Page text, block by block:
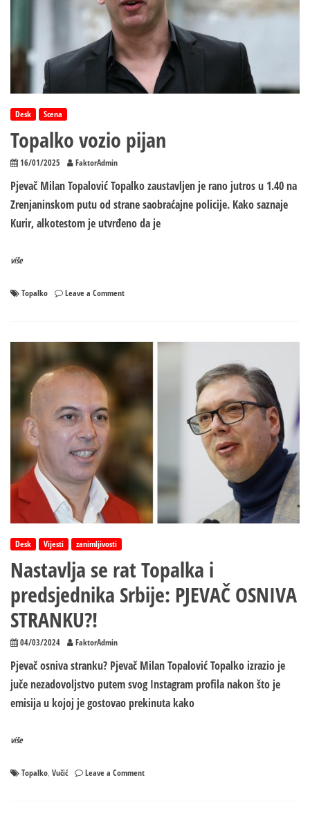
Desk Scena
Topalko vozio pijan
16/01/2025 FaktorAdmin
Pjevač Milan Topalović Topalko zaustavljen je rano jutros u 1.40 na
Zrenjaninskom putu od strane saobraćajne policije. Kako saznaje
Kurir, alkotestom je utvrđeno da je
više
Topalko Leave a Commenton
Desk Vijesti zanimljivosti
Nastavlja se rat Topalka i
predsjednika Srbije: PJEVAČ OSNIVA
STRANKU?!
04/03/2024 FaktorAdmin
Pjevač osniva stranku? Pjevač Milan Topalović Topalko izrazio je
juče nezadovoljstvo putem svog Instagram profila nakon što je
emisija u kojoj je gostovao prekinuta kako
više
Topalko, Vučić Leave a Commenton